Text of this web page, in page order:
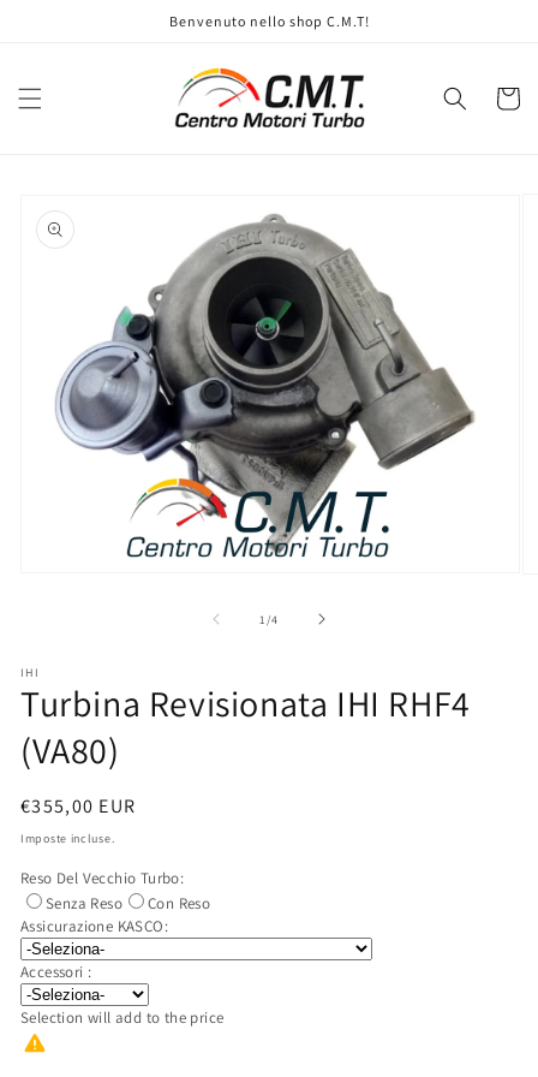
Benvenuto nello shop C.M.T!
Carrello
informazioni
sul prodotto
finestra
modale
1/su
4
IHI
Turbina Revisionata IHI RHF4
(VA80)
Prezzo
di
€355,00 EUR
Imposte incluse.
Reso Del Vecchio Turbo:
Senza Reso
Con Reso
Assicurazione KASCO:
Accessori :
Selection will add to the price